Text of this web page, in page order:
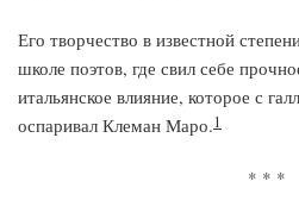
Его творчество в известной
школе поэтов, где свил себе
итальянское влияние, которое с
оспаривал Клеман Маро.1
* * *